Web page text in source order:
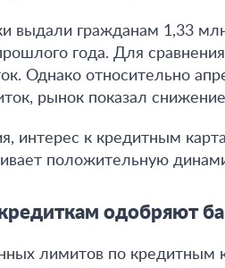
выдали гражданам 1,33
года. Для
Однако относительно
рынок показал
интерес к кредитным
положительную
одобряют
лимитов по кредитным